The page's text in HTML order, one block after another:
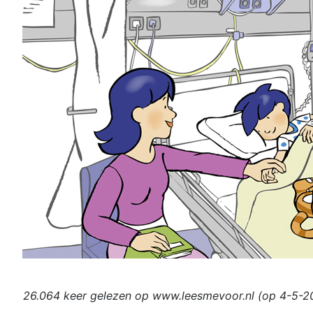
26.064 keer gelezen op www.leesmevoor.nl (op 4-5-